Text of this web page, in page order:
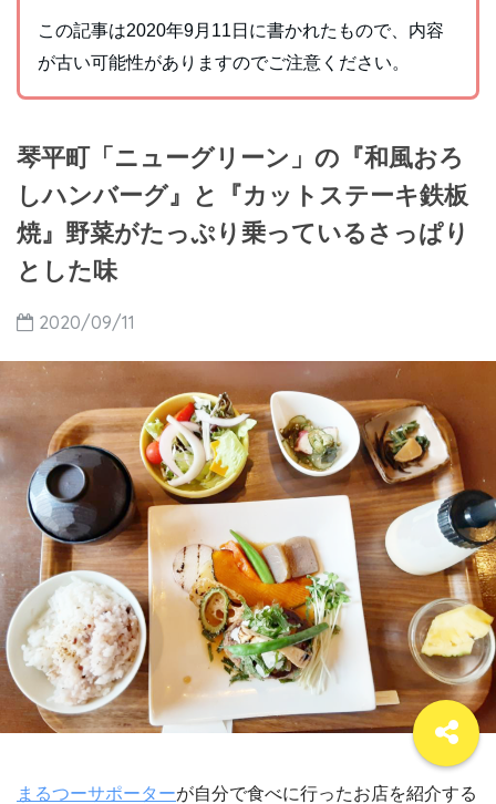
この記事は2020年9月11日に書かれたもので、内容
が古い可能性がありますのでご注意ください。
琴平町「ニューグリーン」の『和風おろ
しハンバーグ』と『カットステーキ鉄板
焼』野菜がたっぷり乗っているさっぱり
とした味
2020/09/11
まるつーサポーターが自分で食べに行ったお店を紹介する